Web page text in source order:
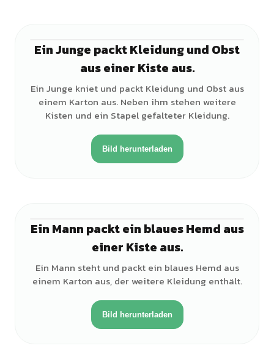
♂
Ein Junge packt Kleidung und Obst
aus einer Kiste aus.
Ein Junge kniet und packt Kleidung und Obst aus
einem Karton aus. Neben ihm stehen weitere
Kisten und ein Stapel gefalteter Kleidung.
Bild herunterladen
♂
Ein Mann packt ein blaues Hemd aus
einer Kiste aus.
Ein Mann steht und packt ein blaues Hemd aus
einem Karton aus, der weitere Kleidung enthält.
Bild herunterladen